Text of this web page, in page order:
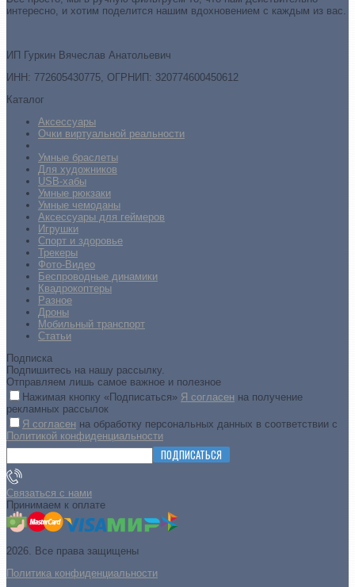
интересно, и хотим поделится нашим вдохновением с каждым из вас.
ИП Гуркин Вячеслав Анатольевич
ИНН: 772605430775, ОГРНИП: 320774600450612
Каталог
Аксессуары
Очки виртуальной реальности
Умные браслеты
Для художников
USB-хабы
Умные рюкзаки
Умные чемоданы
Аксессуары для геймеров
Игрушки
Спорт и здоровье
Трекеры
Фото-Видео
Беспроводные динамики
Квадрокоптеры
Разное
Дроны
Мобильный транспорт
Статьи
Подписка
Подпишитесь на нашу рассылку.
Отправляем лишь самое важное и полезное
Нажимая кнопку «Подписаться» Я согласен на получение
рекламных рассылок
Я согласен на обработку персональных данных в соответствии с
Политикой конфиденциальности
ПОДПИСАТЬСЯ
Связаться с нами
Принимаем к оплате
2026. Все права защищены
Политика конфиденциальности